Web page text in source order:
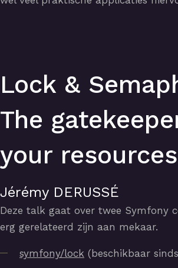
Lock &
The
your resources
Jérémy DERUSSÉ
Deze talk gaat over twee Symfony
erg gerelateerd zijn aan mekaar.
symfony/lock (beschikbaar